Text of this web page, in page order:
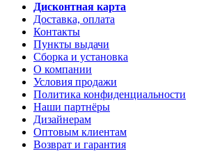
Дисконтная карта
Доставка, оплата
Контакты
Пункты выдачи
Сборка и установка
О компании
Условия продажи
Политика конфиденциальности
Наши партнёры
Дизайнерам
Оптовым клиентам
Возврат и гарантия